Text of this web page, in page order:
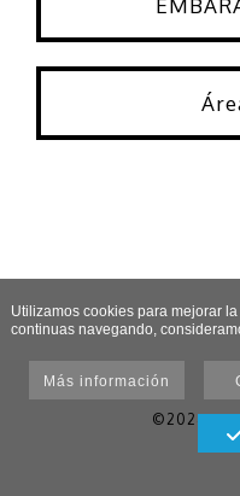
©2024
Utilizamos cookies para mejorar
continuas navegando,
Más información